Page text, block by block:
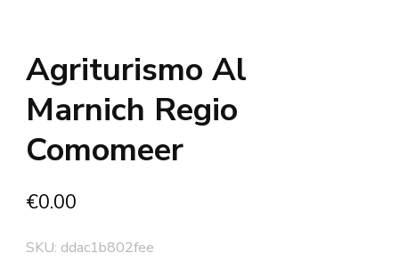
Agriturismo Al
Marnich Regio
Comomeer
€0.00
SKU: ddac1b802fee